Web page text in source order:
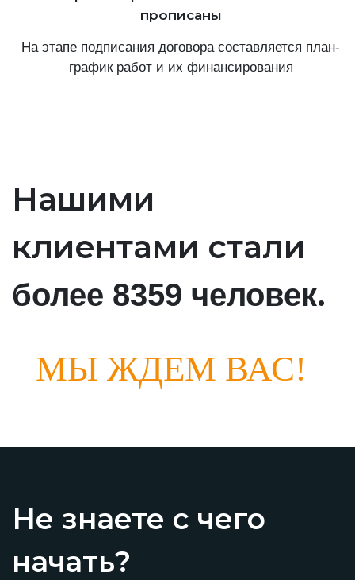
прописаны
На этапе подписания договора составляется план-
график работ и их финансирования
Нашими
клиентами стали
более 8359 человек.
МЫ ЖДЕМ ВАС!
Не знаете с чего
начать?